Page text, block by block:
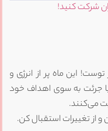
شرکت کنید!
این ماه پر از انرژی و
جرئت به سوی اهداف خود
می‌کنند.
از تغییرات استقبال کن.